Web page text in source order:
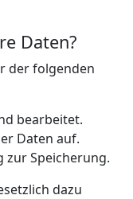
Daten?
der folgenden
bearbeitet.
Daten auf.
zur Speicherung.
dazu